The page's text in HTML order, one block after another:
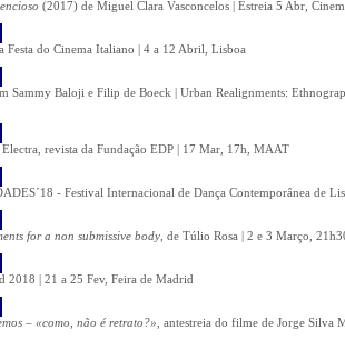
(2017) de Miguel Clara Vasconcelos | Estreia 5 Abr,
Festa do Cinema Italiano | 4 a 12 Abril, Lisboa
Sammy Baloji e Filip de Boeck | Urban Realignments:
revista da Fundação EDP | 17 Mar, 17h, MAAT
- Festival Internacional de Dança Contemporânea de
for a non submissive body , de Túlio Rosa | 2 e 3 Março,
2018 | 21 a 25 Fev, Feira de Madrid
– «como, não é retrato?» , antestreia do filme de Jorge Silva